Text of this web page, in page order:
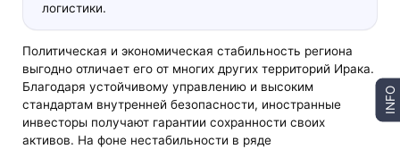
логистики.
Политическая и экономическая стабильность региона
выгодно отличает его от многих других территорий Ирака.
Благодаря устойчивому управлению и высоким
стандартам внутренней безопасности, иностранные
инвесторы получают гарантии сохранности своих
активов. На фоне нестабильности в ряде
INFO